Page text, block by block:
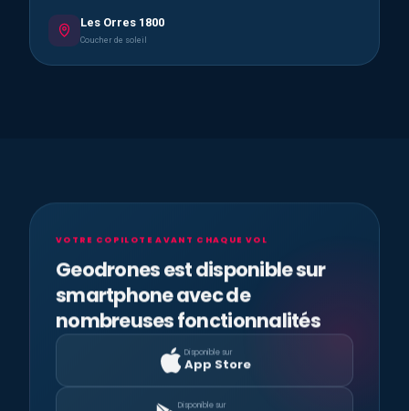
Les Orres 1800
Coucher de soleil
VOTRE COPILOTE AVANT CHAQUE VOL
Geodrones est disponible sur
smartphone avec de
nombreuses fonctionnalités
Disponible sur
App Store
Disponible sur